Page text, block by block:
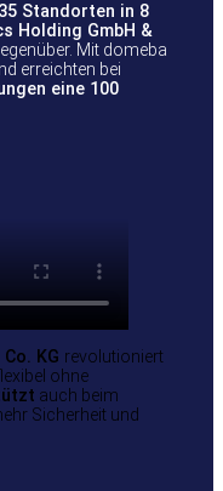
Standorten in 8
Holding GmbH &
Mit domeba
erreichten bei
eine 100
KG revolutioniert
ohne
auch beim
Sicherheit und